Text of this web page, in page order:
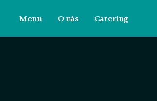
Menu O nás Catering